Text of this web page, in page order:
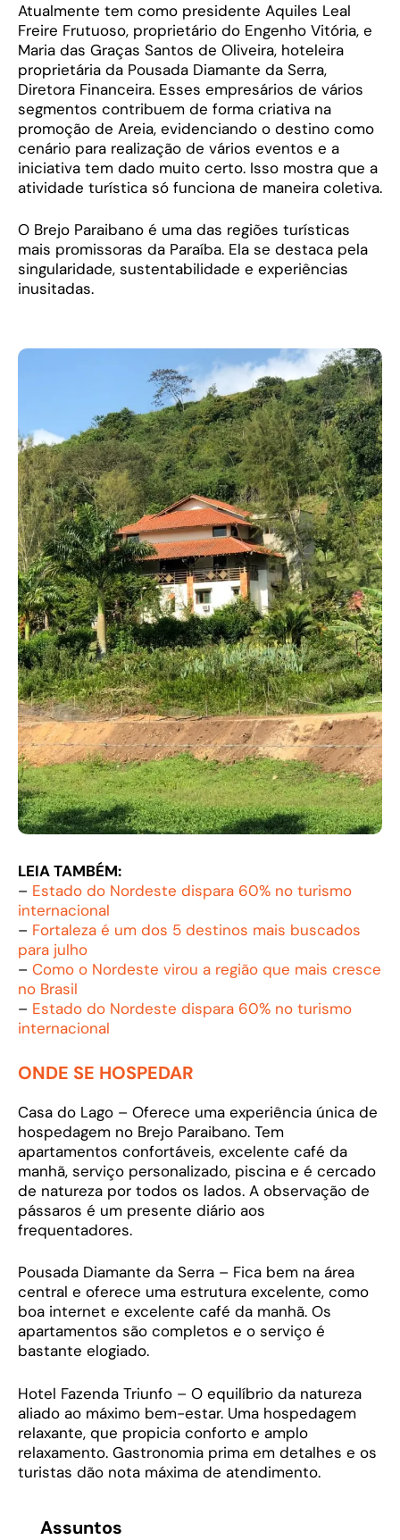
Atualmente tem como presidente Aquiles Leal
Freire Frutuoso, proprietário do Engenho Vitória, e
Maria das Graças Santos de Oliveira, hoteleira
proprietária da Pousada Diamante da Serra,
Diretora Financeira. Esses empresários de vários
segmentos contribuem de forma criativa na
promoção de Areia, evidenciando o destino como
cenário para realização de vários eventos e a
iniciativa tem dado muito certo. Isso mostra que a
atividade turística só funciona de maneira coletiva.
O Brejo Paraibano é uma das regiões turísticas
mais promissoras da Paraíba. Ela se destaca pela
singularidade, sustentabilidade e experiências
inusitadas.
LEIA TAMBÉM:
– Estado do Nordeste dispara 60% no turismo
internacional
– Fortaleza é um dos 5 destinos mais buscados
para julho
– Como o Nordeste virou a região que mais cresce
no Brasil
– Estado do Nordeste dispara 60% no turismo
internacional
ONDE SE HOSPEDAR
Casa do Lago – Oferece uma experiência única de
hospedagem no Brejo Paraibano. Tem
apartamentos confortáveis, excelente café da
manhã, serviço personalizado, piscina e é cercado
de natureza por todos os lados. A observação de
pássaros é um presente diário aos
frequentadores.
Pousada Diamante da Serra – Fica bem na área
central e oferece uma estrutura excelente, como
boa internet e excelente café da manhã. Os
apartamentos são completos e o serviço é
bastante elogiado.
Hotel Fazenda Triunfo – O equilíbrio da natureza
aliado ao máximo bem-estar. Uma hospedagem
relaxante, que propicia conforto e amplo
relaxamento. Gastronomia prima em detalhes e os
turistas dão nota máxima de atendimento.
Assuntos